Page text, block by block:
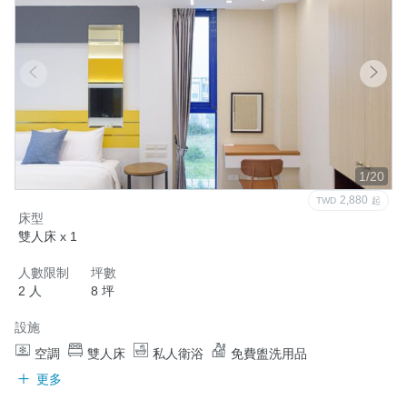
1/20
TWD 2,880 起
床型
雙人床 x 1
人數限制
2 人
坪數
8 坪
設施
空調
雙人床 私人衛浴
免費盥洗用品
更多